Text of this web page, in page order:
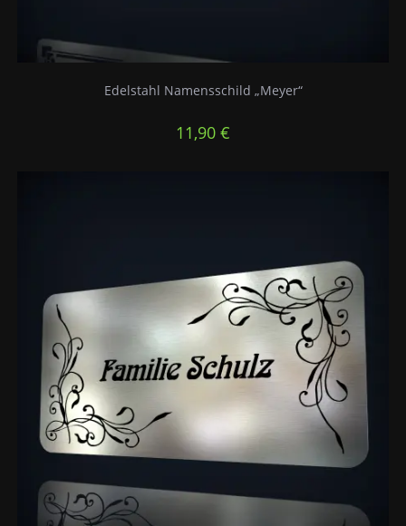
Edelstahl Namensschild „Meyer“
11,90 €